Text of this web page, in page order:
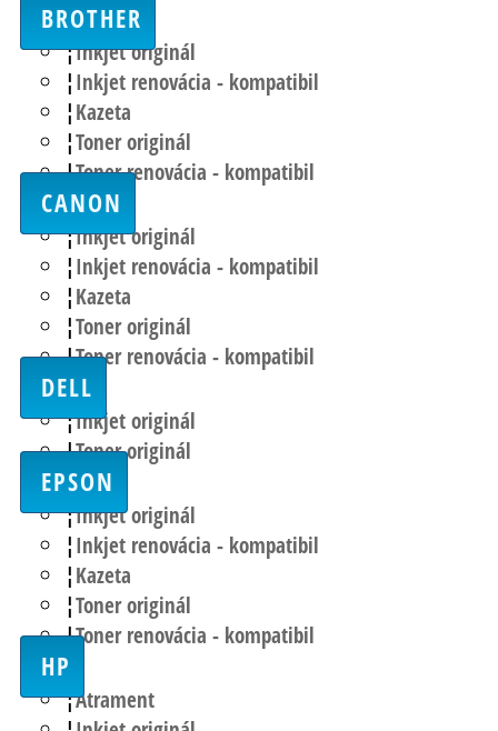
BROTHER
Inkjet originál
Inkjet renovácia - kompatibil
Kazeta
Toner originál
Toner renovácia - kompatibil
CANON
Inkjet originál
Inkjet renovácia - kompatibil
Kazeta
Toner originál
Toner renovácia - kompatibil
DELL
Inkjet originál
Toner originál
EPSON
Inkjet originál
Inkjet renovácia - kompatibil
Kazeta
Toner originál
Toner renovácia - kompatibil
HP
Atrament